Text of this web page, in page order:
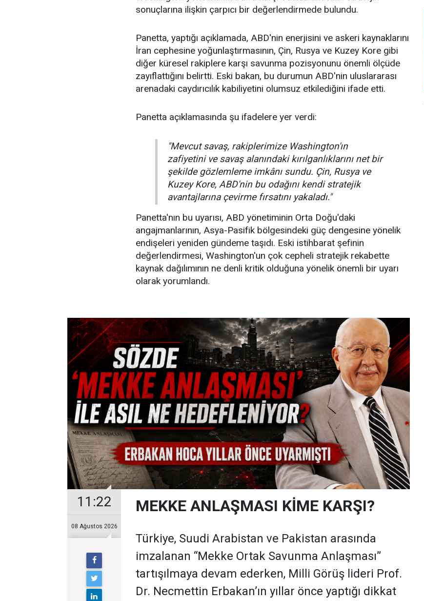
sonuçlarına ilişkin çarpıcı bir değerlendirmede bulundu.
Panetta, yaptığı açıklamada, ABD'nin enerjisini ve askeri kaynaklarını
İran cephesine yoğunlaştırmasının, Çin, Rusya ve Kuzey Kore gibi
diğer küresel rakiplere karşı savunma pozisyonunu önemli ölçüde
zayıflattığını belirtti. Eski bakan, bu durumun ABD'nin uluslararası
arenadaki caydırıcılık kabiliyetini olumsuz etkilediğini ifade etti.
Panetta açıklamasında şu ifadelere yer verdi:
"Mevcut savaş, rakiplerimize Washington'ın
zafiyetini ve savaş alanındaki kırılganlıklarını net bir
şekilde gözlemleme imkânı sundu. Çin, Rusya ve
Kuzey Kore, ABD'nin bu odağını kendi stratejik
avantajlarına çevirme fırsatını yakaladı."
Panetta'nın bu uyarısı, ABD yönetiminin Orta Doğu'daki
angajmanlarının, Asya-Pasifik bölgesindeki güç dengesine yönelik
endişeleri yeniden gündeme taşıdı. Eski istihbarat şefinin
değerlendirmesi, Washington'un çok cepheli stratejik rekabette
kaynak dağılımının ne denli kritik olduğuna yönelik önemli bir uyarı
olarak yorumlandı.
11:22
08 Ağustos 2026
MEKKE ANLAŞMASI KİME KARŞI?
Türkiye, Suudi Arabistan ve Pakistan arasında
imzalanan “Mekke Ortak Savunma Anlaşması”
tartışılmaya devam ederken, Milli Görüş lideri Prof.
Dr. Necmettin Erbakan’ın yıllar önce yaptığı dikkat